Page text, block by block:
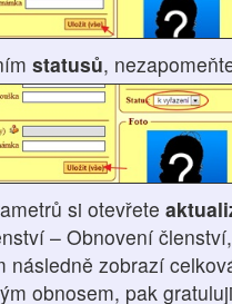
statusů,
si otevřete
– Obnovení
následně zobrazí
obnosem, pak